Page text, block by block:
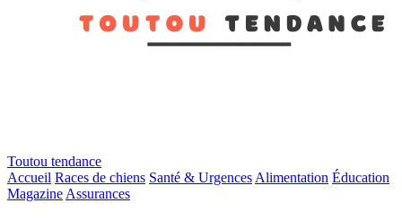
Toutou tendance
Accueil Races de chiens Santé & Urgences Alimentation Éducation
Magazine Assurances